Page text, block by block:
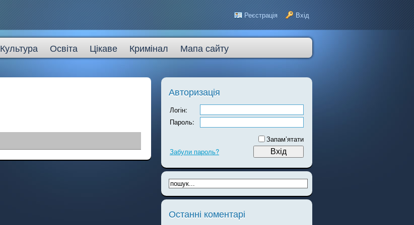
Реєстрація Вхід
Культура Освіта Цікаве Кримінал Мапа сайту
Авторизація
Логін:
Пароль:
Запам’ятати
Забули пароль?
Останні коментарі